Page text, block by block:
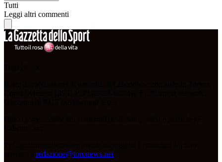
Tutti
Leggi altri commenti
redazione@toronews.net